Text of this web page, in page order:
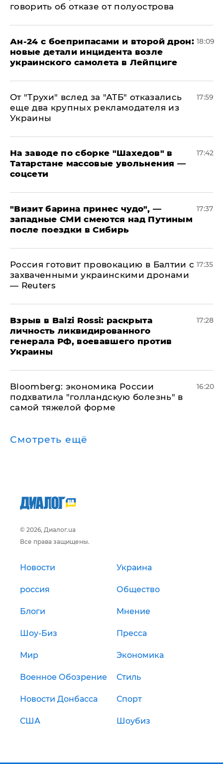
говорить об отказе от полуострова
Ан-24 с боеприпасами и второй дрон:
новые детали инцидента возле
украинского самолета в Лейпциге
18:09
От "Трухи" вслед за "АТБ" отказались
еще два крупных рекламодателя из
Украины
17:59
На заводе по сборке "Шахедов" в
Татарстане массовые увольнения —
соцсети
17:42
"Визит барина принес чудо", —
западные СМИ смеются над Путиным
после поездки в Сибирь
17:37
​Россия готовит провокацию в Балтии с
захваченными украинскими дронами
— Reuters
17:35
​Взрыв в Balzi Rossi: раскрыта
личность ликвидированного
генерала РФ, воевавшего против
Украины
17:28
Bloomberg: экономика России
подхватила "голландскую болезнь" в
самой тяжелой форме
16:20
Смотреть ещё
© 2026, Диалог.ua
Все права защищены.
Новости Украина
россия Общество
Блоги Мнение
Шоу-Биз Пресса
Мир Экономика
Военное Обозрение Стиль
Новости Донбасса Спорт
США Шоубиз